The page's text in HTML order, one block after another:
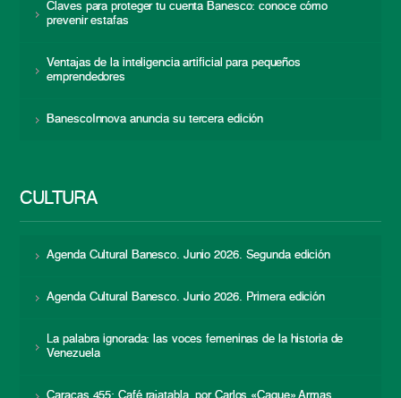
Claves para proteger tu cuenta Banesco: conoce cómo
prevenir estafas
Ventajas de la inteligencia artificial para pequeños
emprendedores
BanescoInnova anuncia su tercera edición
CULTURA
Agenda Cultural Banesco. Junio 2026. Segunda edición
Agenda Cultural Banesco. Junio 2026. Primera edición
La palabra ignorada: las voces femeninas de la historia de
Venezuela